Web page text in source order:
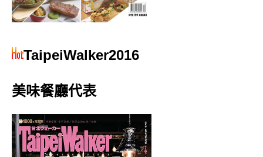
TaipeiWalker2016
美味餐廳代表